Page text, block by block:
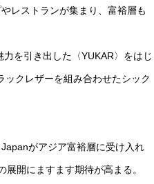
レストランが集まり、富裕層も
を引き出した〈YUKAR〉をはじ
クレザーを組み合わせたシック
がアジア富裕層に受け入れ
開にますます期待が高まる。